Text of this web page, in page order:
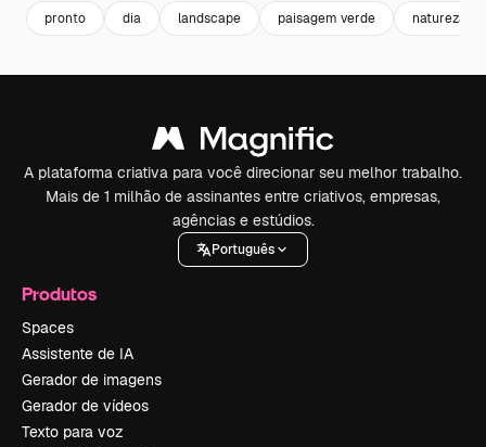
pronto dia landscape paisagem verde natureza
A plataforma criativa para você direcionar seu melhor trabalho.
Mais de 1 milhão de assinantes entre criativos, empresas,
agências e estúdios.
Português
Produtos
Spaces
Assistente de IA
Gerador de imagens
Gerador de vídeos
Texto para voz